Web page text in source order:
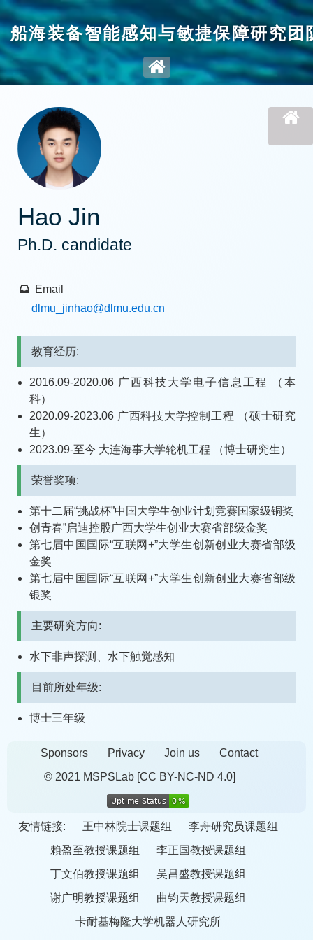
船海装备智能感知与敏捷保障研究团
Hao Jin
Ph.D. candidate
Email
dlmu_jinhao@dlmu.edu.cn
教育经历:
2016.09-2020.06 广西科技大学电子信息工程 （本
科）
2020.09-2023.06 广西科技大学控制工程 （硕士研究
生）
2023.09-至今 大连海事大学轮机工程 （博士研究生）
荣誉奖项:
第十二届“挑战杯”中国大学生创业计划竞赛国家级铜奖
创青春”启迪控股广西大学生创业大赛省部级金奖
第七届中国国际“互联网+”大学生创新创业大赛省部级
金奖
第七届中国国际“互联网+”大学生创新创业大赛省部级
银奖
主要研究方向:
水下非声探测、水下触觉感知
目前所处年级:
博士三年级
Sponsors Privacy Join us
Contact
© 2021 MSPSLab [CC BY-NC-ND 4.0]
友情链接: 王中林院士课题组
李舟研究员课题组
賴盈至教授课题组
李正国教授课题组
丁文伯教授课题组
吴昌盛教授课题组
谢广明教授课题组
曲钧天教授课题组
卡耐基梅隆大学机器人研究所